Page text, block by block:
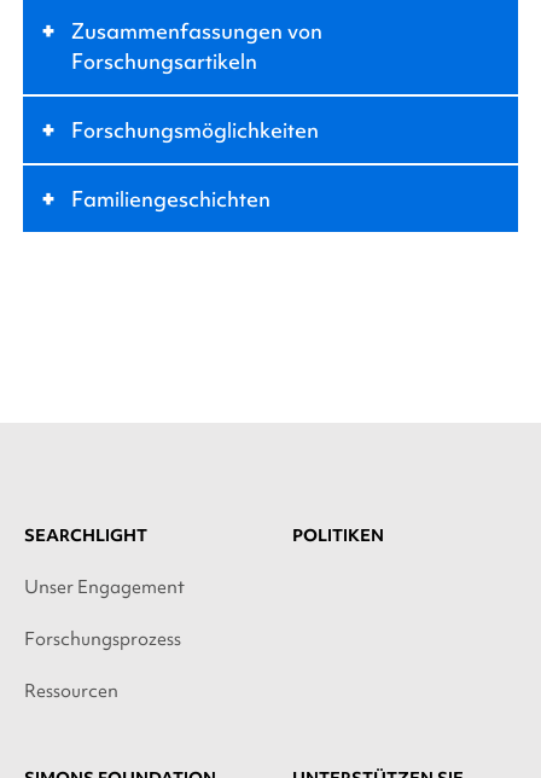
+
Zusammenfassungen von
Forschungsartikeln
+ Forschungsmöglichkeiten
+ Familiengeschichten
SEARCHLIGHT
Unser Engagement
Forschungsprozess
Ressourcen
POLITIKEN